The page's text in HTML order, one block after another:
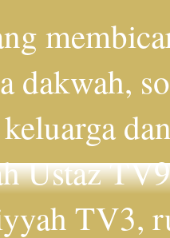
dakwah,
Ustaz
TV3,